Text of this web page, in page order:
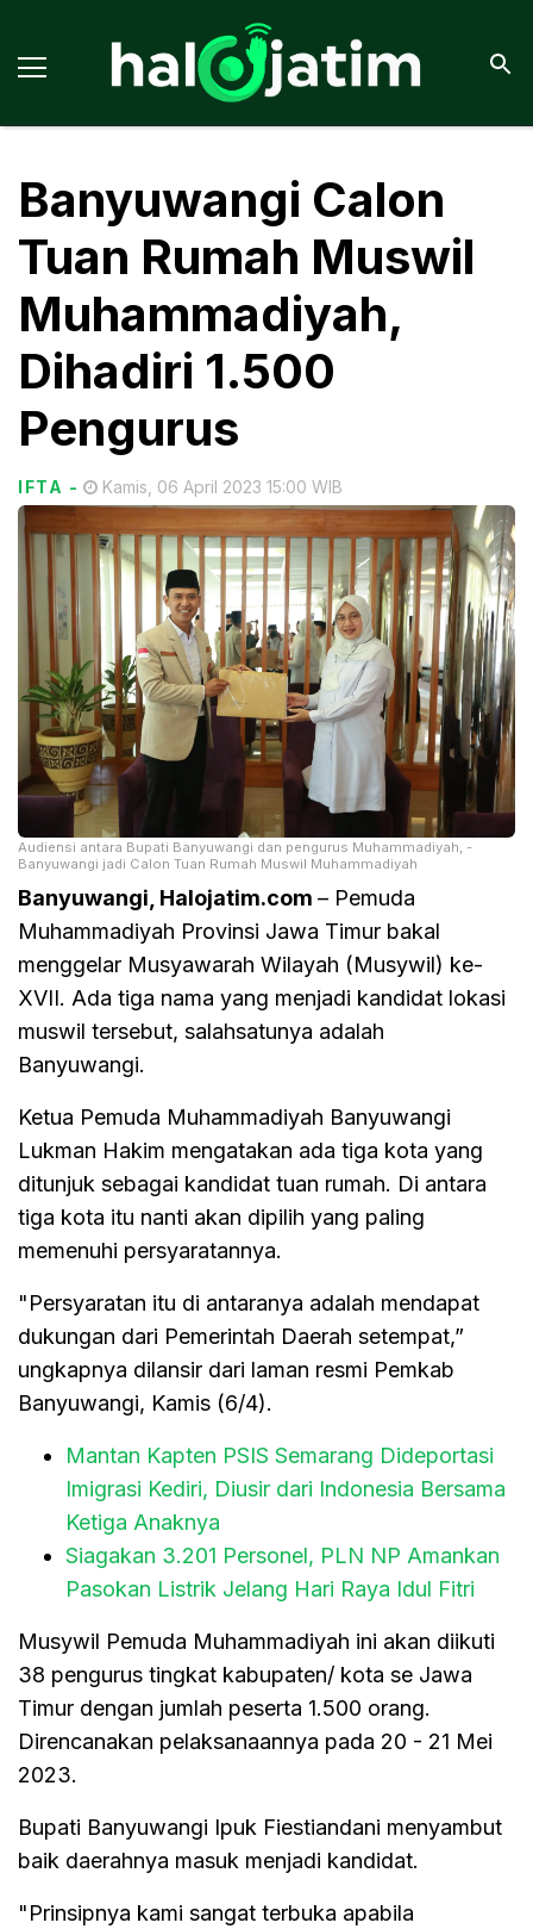
Banyuwangi Calon
Tuan Rumah Muswil
Muhammadiyah,
Dihadiri 1.500
Pengurus
IFTA - Kamis, 06 April 2023 15:00 WIB
Audiensi antara Bupati Banyuwangi dan pengurus Muhammadiyah, -
Banyuwangi jadi Calon Tuan Rumah Muswil Muhammadiyah
Banyuwangi, Halojatim.com – Pemuda
Muhammadiyah Provinsi Jawa Timur bakal
menggelar Musyawarah Wilayah (Musywil) ke-
XVII. Ada tiga nama yang menjadi kandidat lokasi
muswil tersebut, salahsatunya adalah
Banyuwangi.
Ketua Pemuda Muhammadiyah Banyuwangi
Lukman Hakim mengatakan ada tiga kota yang
ditunjuk sebagai kandidat tuan rumah. Di antara
tiga kota itu nanti akan dipilih yang paling
memenuhi persyaratannya.
"Persyaratan itu di antaranya adalah mendapat
dukungan dari Pemerintah Daerah setempat,”
ungkapnya dilansir dari laman resmi Pemkab
Banyuwangi, Kamis (6/4).
Mantan Kapten PSIS Semarang Dideportasi
Imigrasi Kediri, Diusir dari Indonesia Bersama
Ketiga Anaknya
Siagakan 3.201 Personel, PLN NP Amankan
Pasokan Listrik Jelang Hari Raya Idul Fitri
Musywil Pemuda Muhammadiyah ini akan diikuti
38 pengurus tingkat kabupaten/ kota se Jawa
Timur dengan jumlah peserta 1.500 orang.
Direncanakan pelaksanaannya pada 20 - 21 Mei
2023.
Bupati Banyuwangi Ipuk Fiestiandani menyambut
baik daerahnya masuk menjadi kandidat.
"Prinsipnya kami sangat terbuka apabila